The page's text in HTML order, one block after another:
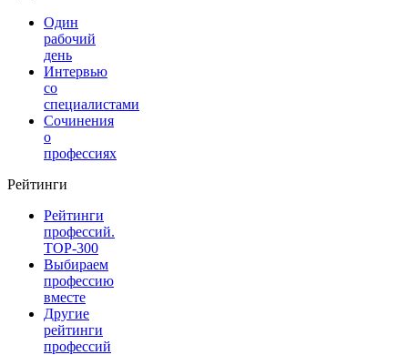
Один
рабочий
день
Интервью
со
специалистами
Сочинения
о
профессиях
Рейтинги
Рейтинги
профессий.
TOP-300
Выбираем
профессию
вместе
Другие
рейтинги
профессий